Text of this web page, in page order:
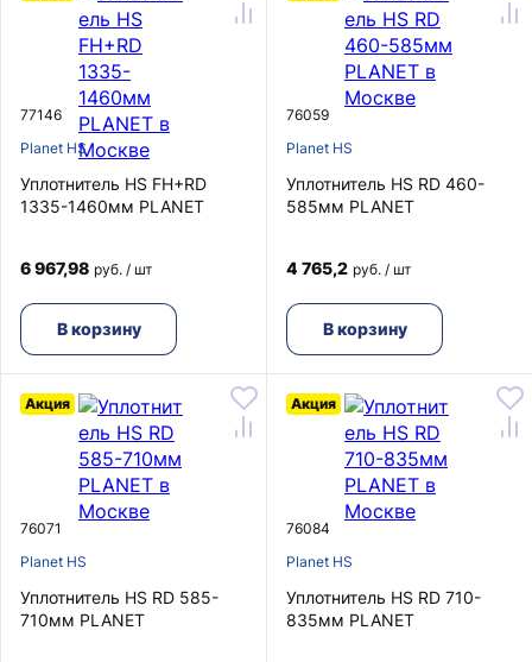
77146
Planet HS
Уплотнитель HS FH+RD
1335-1460мм PLANET
6 967,98 руб. / шт
В корзину
76059
Planet HS
Уплотнитель HS RD 460-
585мм PLANET
4 765,2 руб. / шт
В корзину
76071
Planet HS
Акция
Уплотнитель HS RD 585-
710мм PLANET
76084
Planet HS
Акция
Уплотнитель HS RD 710-
835мм PLANET